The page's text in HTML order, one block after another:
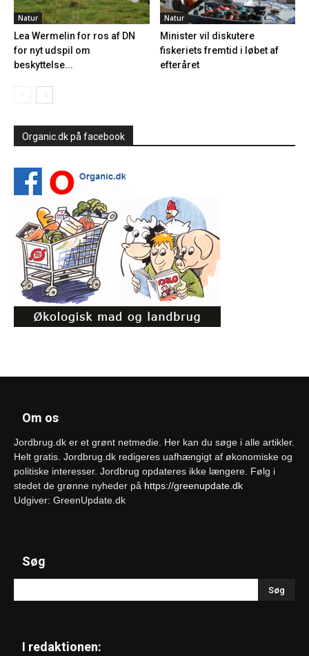
Natur
Lea Wermelin for ros af DN
for nyt udspil om
beskyttelse...
Natur
Minister vil diskutere
fiskeriets fremtid i løbet af
efteråret
Organic.dk på facebook
Om os
Jordbrug.dk er et grønt netmedie. Her kan du søge i alle artikler.
Helt gratis. Jordbrug.dk redigeres uafhængigt af økonomiske og
politiske interesser. Jordbrug opdateres ikke længere. Følg i
stedet de grønne nyheder på https://greenupdate.dk
Udgiver: GreenUpdate.dk
Søg
I redaktionen: